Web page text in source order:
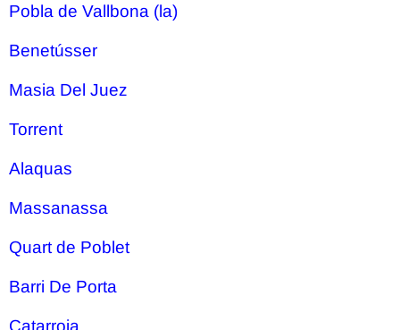
Pobla de Vallbona (la)
Benetússer
Masia Del Juez
Torrent
Alaquas
Massanassa
Quart de Poblet
Barri De Porta
Catarroja